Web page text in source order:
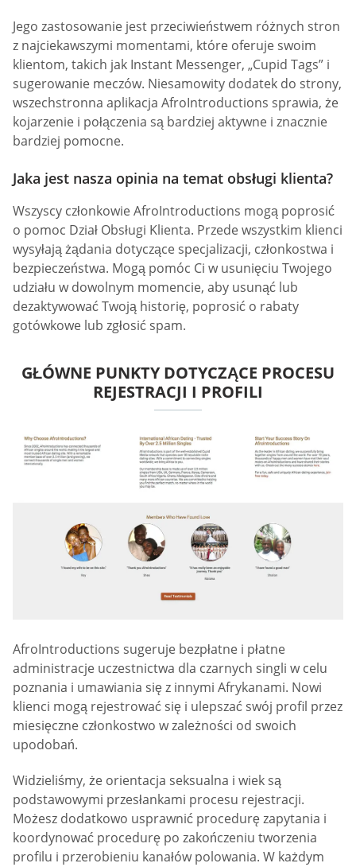
Jego zastosowanie jest przeciwieństwem różnych stron
z najciekawszymi momentami, które oferuje swoim
klientom, takich jak Instant Messenger, „Cupid Tags” i
sugerowanie meczów. Niesamowity dodatek do strony,
wszechstronna aplikacja AfroIntroductions sprawia, że
kojarzenie i połączenia są bardziej aktywne i znacznie
bardziej pomocne.
Jaka jest nasza opinia na temat obsługi klienta?
Wszyscy członkowie AfroIntroductions mogą poprosić
o pomoc Dział Obsługi Klienta. Przede wszystkim klienci
wysyłają żądania dotyczące specjalizacji, członkostwa i
bezpieczeństwa. Mogą pomóc Ci w usunięciu Twojego
udziału w dowolnym momencie, aby usunąć lub
dezaktywować Twoją historię, poprosić o rabaty
gotówkowe lub zgłosić spam.
GŁÓWNE PUNKTY DOTYCZĄCE PROCESU
REJESTRACJI I PROFILI
AfroIntroductions sugeruje bezpłatne i płatne
administracje uczestnictwa dla czarnych singli w celu
poznania i umawiania się z innymi Afrykanami. Nowi
klienci mogą rejestrować się i ulepszać swój profil przez
miesięczne członkostwo w zależności od swoich
upodobań.
Widzieliśmy, że orientacja seksualna i wiek są
podstawowymi przesłankami procesu rejestracji.
Możesz dodatkowo usprawnić procedurę zapytania i
koordynować procedurę po zakończeniu tworzenia
profilu i przerobieniu kanałów polowania. W każdym